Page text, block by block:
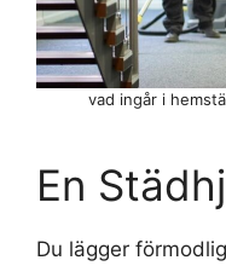
En
Du lägger
vad ingår i